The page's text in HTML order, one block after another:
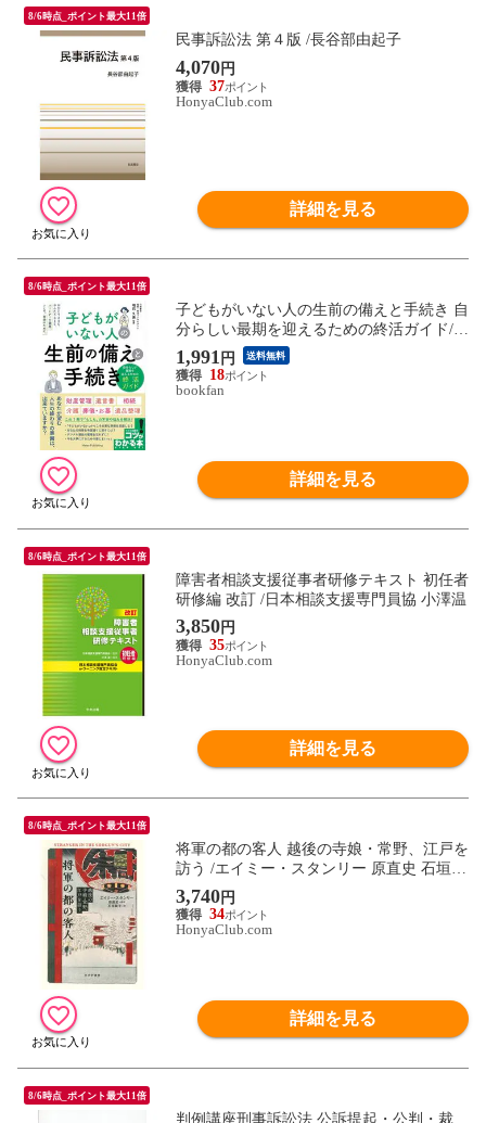
8/6時点_ポイント最大11倍
民事訴訟法 第４版 /長谷部由起子
4,070円
37
HonyaClub.com
詳細を見る
8/6時点_ポイント最大11倍
子どもがいない人の生前の備えと手続き 自
分らしい最期を迎えるための終活ガイド/明
石久美
1,991 円 送料無料
18
bookfan
詳細を見る
8/6時点_ポイント最大11倍
障害者相談支援従事者研修テキスト 初任者
研修編 改訂 /日本相談支援専門員協 小澤温
3,850円
35
HonyaClub.com
詳細を見る
8/6時点_ポイント最大11倍
将軍の都の客人 越後の寺娘・常野、江戸を
訪う /エイミー・スタンリー 原直史 石垣賀
子
3,740円
34
HonyaClub.com
詳細を見る
8/6時点_ポイント最大11倍
判例講座刑事訴訟法 公訴提起・公判・裁